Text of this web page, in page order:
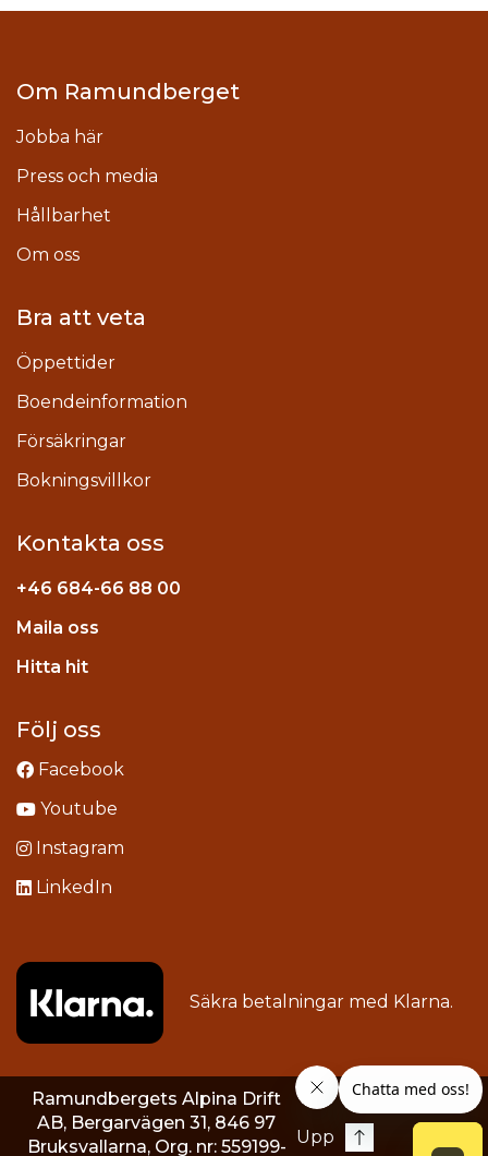
Om Ramundberget
Jobba här
Press och media
Hållbarhet
Om oss
Bra att veta
Öppettider
Boendeinformation
Försäkringar
Bokningsvillkor
Kontakta oss
+46 684-66 88 00
Maila oss
Hitta hitstagram
Följ oss
Facebook
Youtube
Instagram
LinkedIn
Säkra betalningar med Klarna.
Ramundbergets Alpina Drift
AB, Bergarvägen 31, 846 97
Bruksvallarna, Org. nr: 559199- Upp